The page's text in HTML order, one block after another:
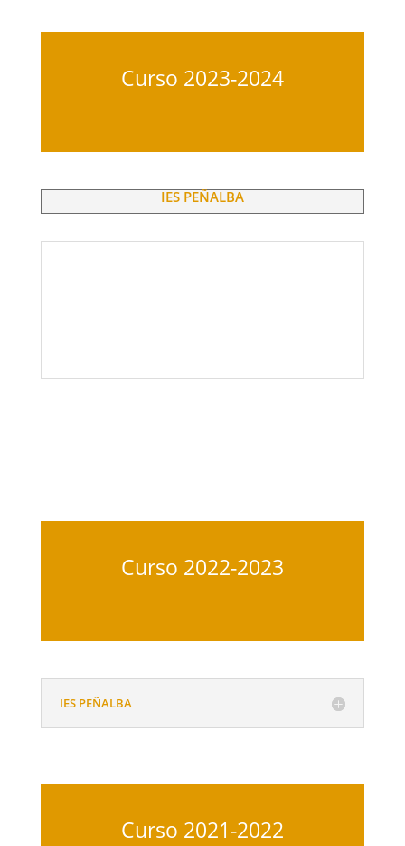
Curso 2023-2024
IES PEÑALBA
Curso 2022-2023
IES PEÑALBA
Curso 2021-2022